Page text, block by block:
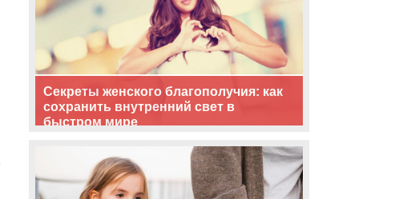
Секреты женского благополучия: как
сохранить внутренний свет в
быстром мире